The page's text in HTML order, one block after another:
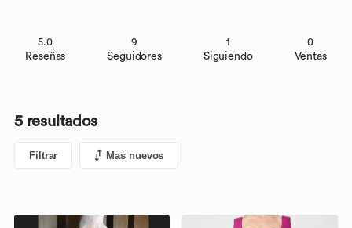
5.0
Reseñas
9
Seguidores
1
Siguiendo
0
Ventas
5 resultados
Filtrar Mas nuevos